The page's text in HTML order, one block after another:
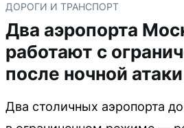
ДОРОГИ И ТРАНСПОРТ
Два аэропорта
работают с
после ночной
Два столичных аэропорта